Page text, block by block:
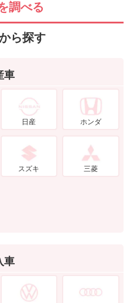
調べる
ら探す
車
日産 ホンダ
スズキ 三菱
車